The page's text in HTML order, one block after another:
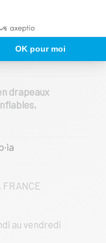
OK pour moi
drapeaux
au vendredi